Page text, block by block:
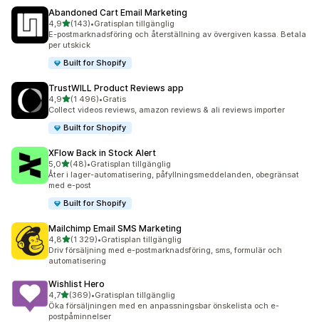
Abandoned Cart Email Marketing
4,9av 5 stjärnor
(143)
143 recensioner totalt
•Gratisplan tillgänglig
E-postmarknadsföring och återställning av övergiven kassa. Betala
per utskick
Built for Shopify
TrustWILL Product Reviews app
4,9av 5 stjärnor
(1 496)
1496 recensioner totalt
•Gratis
Collect videos reviews, amazon reviews & ali reviews importer
Built for Shopify
XFlow Back in Stock Alert
5,0av 5 stjärnor
(48)
48 recensioner totalt
•Gratisplan tillgänglig
Åter i lager-automatisering, påfyllningsmeddelanden, obegränsat
med e-post
Built for Shopify
Mailchimp Email SMS Marketing
4,8av 5 stjärnor
(1 329)
1329 recensioner totalt
•Gratisplan tillgänglig
Driv försäljning med e-postmarknadsföring, sms, formulär och
automatisering
Wishlist Hero
4,7av 5 stjärnor
(369)
369 recensioner totalt
•Gratisplan tillgänglig
Öka försäljningen med en anpassningsbar önskelista och e-
postpåminnelser